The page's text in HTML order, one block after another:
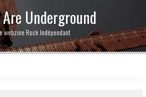
Underground
webzine Rock Indépendant